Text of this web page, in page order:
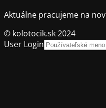
Aktuálne pracujeme na
© kolotocik.sk 2024
User Login